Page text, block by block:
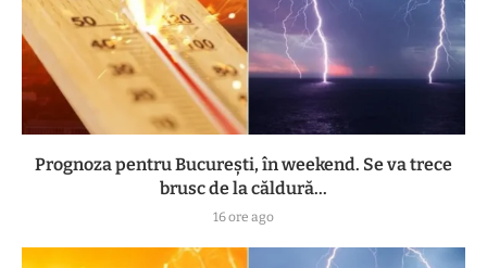
Prognoza pentru București, în weekend. Se va trece
brusc de la căldură...
16 ore ago